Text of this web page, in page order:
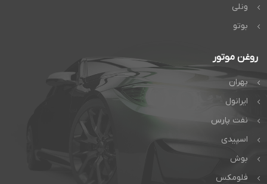
ونلی
بوتو
روغن موتور
بهران
ایرانول
نفت پارس
اسپیدی
بوش
فلومکس